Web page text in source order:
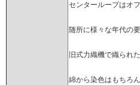
センターループはオ
随所に様々な年代の
旧式力織機で織られ
綿から染色はもちろ